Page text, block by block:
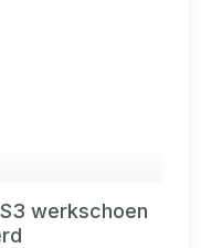
werkschoen